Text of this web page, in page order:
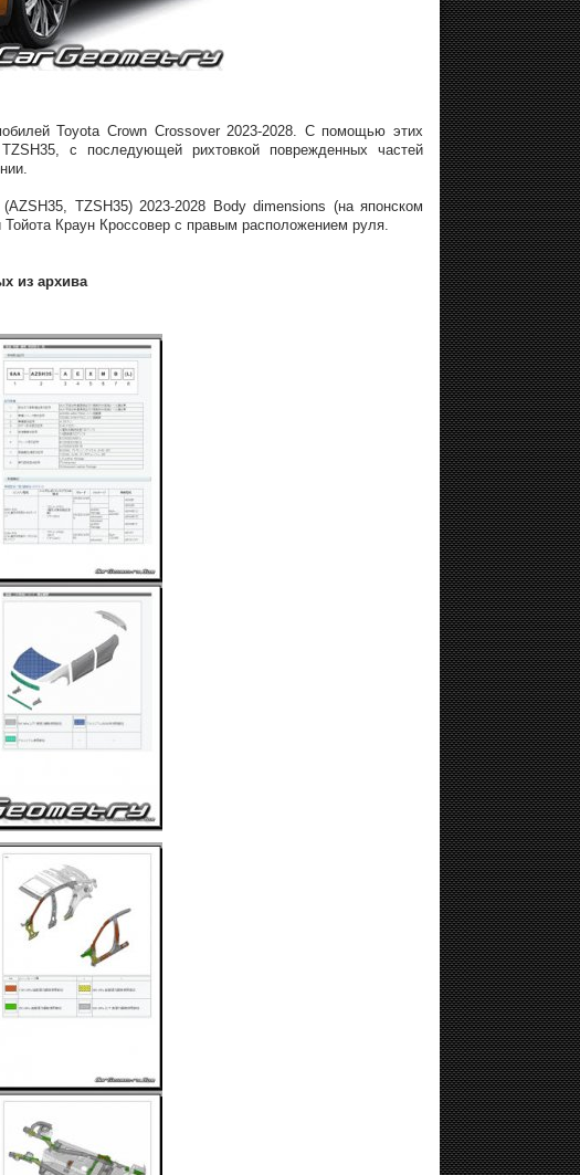
Toyota Crown Crossover 2023-2028. С помощью этих
с последующей рихтовкой поврежденных частей
TZSH35) 2023-2028 Body dimensions (на японском
Краун Кроссовер с правым расположением руля.
из архива